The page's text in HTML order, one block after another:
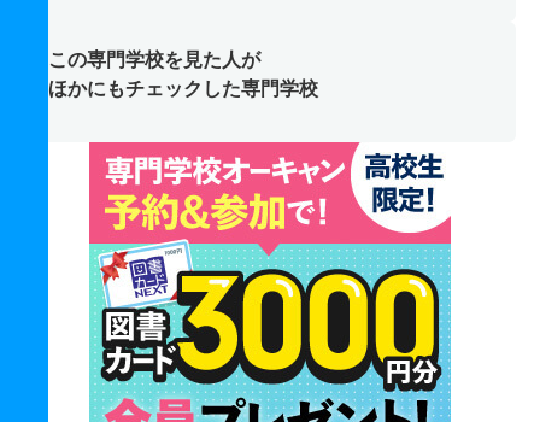
この専門学校を見た人が
ほかにもチェックした専門学校